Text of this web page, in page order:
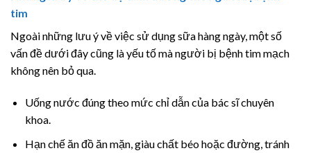
tim
Ngoài những lưu ý về việc sử dụng sữa hàng ngày, một số
vấn đề dưới đây cũng là yếu tố mà người bị bệnh tim mạch
không nên bỏ qua.
Uống nước đúng theo mức chỉ dẫn của bác sĩ chuyên
khoa.
Hạn chế ăn đồ ăn mặn, giàu chất béo hoặc đường, tránh